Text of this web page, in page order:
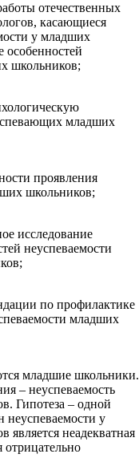
отечественных
касающиеся
у младших
особенностей
школьников;
младших
проявления
школьников;
исследование
неуспеваемости
по профилактике
младших
младшие школьники.
– неуспеваемость
Гипотеза – одной
неуспеваемости у
является неадекватная
отрицательно